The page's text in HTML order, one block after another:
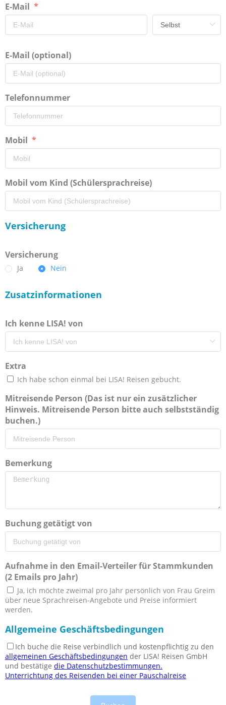
E-Mail
E-Mail (optional)
Telefonnummer
Mobil
Mobil vom Kind (Schülersprachreise)
Versicherung
Versicherung
Ja Nein
Zusatzinformationen
Ich kenne LISA! von
Extra
Ich habe schon einmal bei LISA! Reisen gebucht.
Mitreisende Person (Das ist nur ein zusätzlicher
Hinweis. Mitreisende Person bitte auch selbstständig
buchen.)
Bemerkung
Buchung getätigt von
Aufnahme in den Email-Verteiler für Stammkunden
(2 Emails pro Jahr)
Ja, ich möchte zweimal pro Jahr persönlich von Frau Greim
über neue Sprachreisen-Angebote und Preise informiert
werden.
Allgemeine Geschäftsbedingungen
Ich buche die Reise verbindlich und kostenpflichtig zu den
allgemeinen Geschäftsbedingungen der LISA! Reisen GmbH
und bestätige die Datenschutzbestimmungen.
Unterrichtung des Reisenden bei einer Pauschalreise